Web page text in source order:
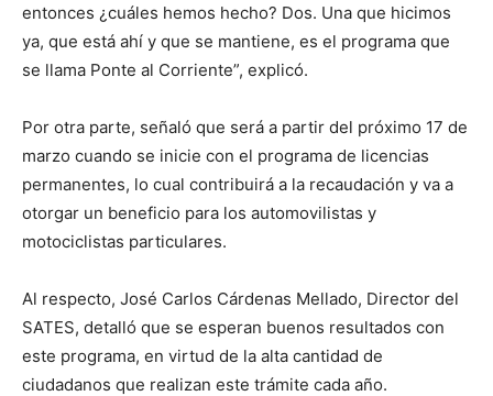
entonces ¿cuáles hemos hecho? Dos. Una que hicimos
ya, que está ahí y que se mantiene, es el programa que
se llama Ponte al Corriente”, explicó.
Por otra parte, señaló que será a partir del próximo 17 de
marzo cuando se inicie con el programa de licencias
permanentes, lo cual contribuirá a la recaudación y va a
otorgar un beneficio para los automovilistas y
motociclistas particulares.
Al respecto, José Carlos Cárdenas Mellado, Director del
SATES, detalló que se esperan buenos resultados con
este programa, en virtud de la alta cantidad de
ciudadanos que realizan este trámite cada año.